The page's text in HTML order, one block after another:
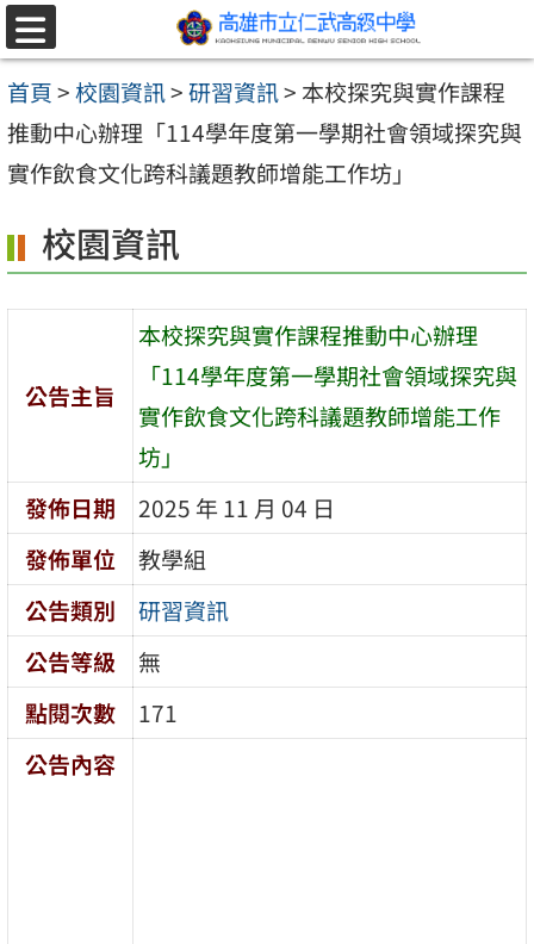
跳至主要內容區
選
單
首頁>校園資訊>研習資訊> 本校探究與實作課程
推動中心辦理「114學年度第一學期社會領域探究與
實作飲食文化跨科議題教師增能工作坊」
校園資訊
公告主旨
本校探究與實作課程推動中心辦理
「114學年度第一學期社會領域探究與
實作飲食文化跨科議題教師增能工作
坊」
發佈日期
2025 年 11 月 04 日
發佈單位
教學組
公告類別
研習資訊
公告等級
無
點閱次數
171
公告內容